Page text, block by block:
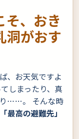
そ、おき
洞がおす
、お天気ですよ
しまったり、真
り……。 そんな時
最高の避難先」